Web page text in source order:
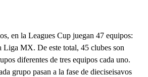
en la Leagues Cup juegan 47 equipos:
Liga MX. De este total, 45 clubes son
diferentes de tres equipos cada uno.
grupo pasan a la fase de dieciseisavos